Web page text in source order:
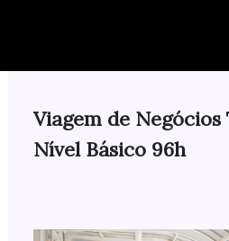
Viagem de
Nível Básico 96h